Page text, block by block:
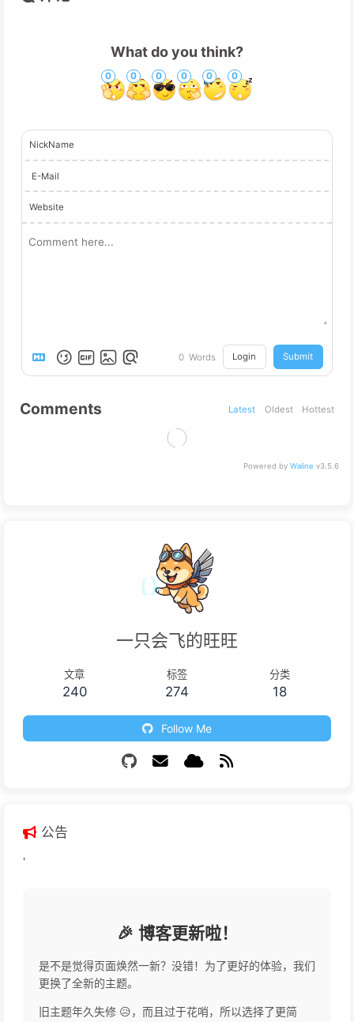
What do you think?
0 0 0 0 0 0
NickName
E-Mail
Website
0 Words Login Submit
Comments Latest Oldest Hottest
Powered by Waline v3.5.6
一只会飞的旺旺
文章
240
标签
274
分类
18
Follow Me
公告
'
🎉 博客更新啦！
是不是觉得页面焕然一新？没错！为了更好的体验，我们
更换了全新的主题。
旧主题年久失修 😥，而且过于花哨，所以选择了更简